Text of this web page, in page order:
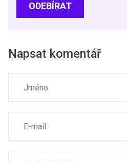
ODEBÍRAT
Napsat komentář